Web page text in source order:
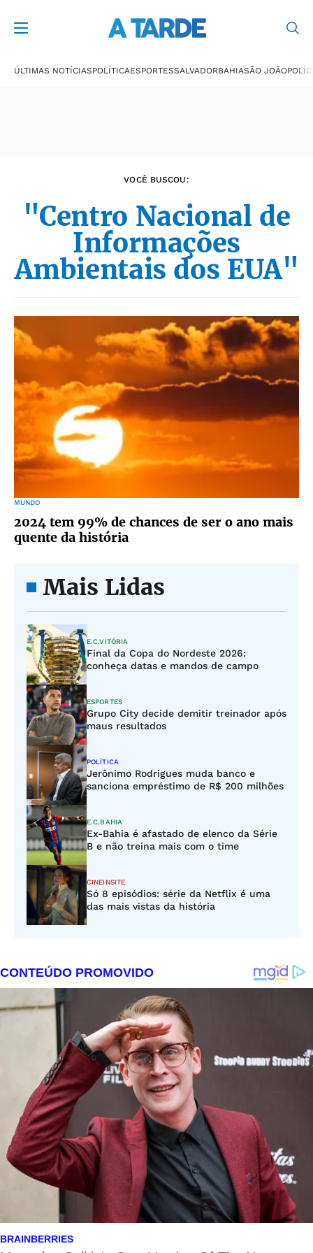
ÚLTIMAS NOTÍCIASPOLÍTICAESPORTESSALVADORBAHIASÃO JOÃO
VOCÊ BUSCOU:
"Centro Nacional de
Informações
Ambientais dos EUA"
MUNDO
2024 tem 99% de chances de ser o ano mais
quente da história
Mais Lidas
E.C.VITÓRIA
Final da Copa do Nordeste 2026:
conheça datas e mandos de campo
ESPORTES
Grupo City decide demitir treinador após
maus resultados
POLÍTICA
Jerônimo Rodrigues muda banco e
sanciona empréstimo de R$ 200 milhões
E.C.BAHIA
Ex-Bahia é afastado de elenco da Série
B e não treina mais com o time
CINEINSITE
Só 8 episódios: série da Netflix é uma
das mais vistas da história